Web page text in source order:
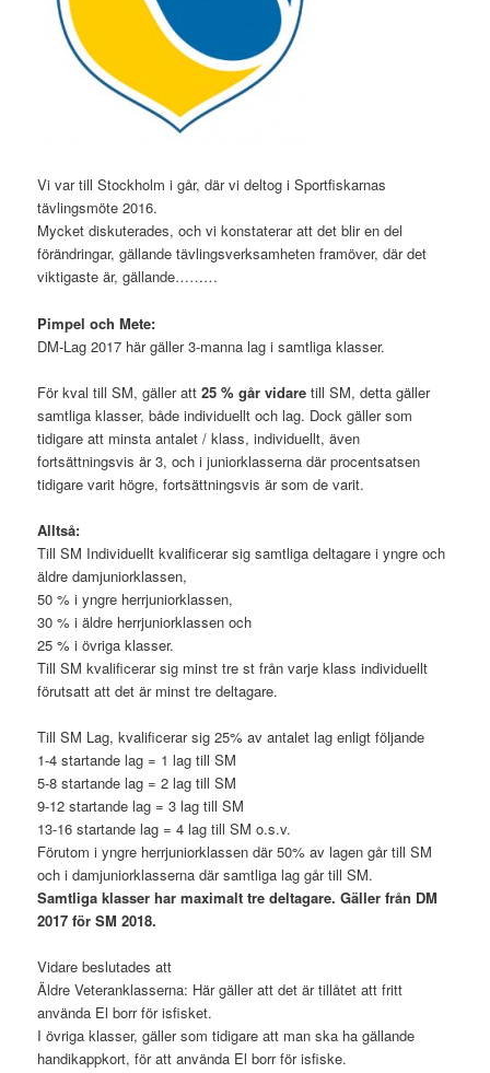
Vi var till Stockholm i går, där vi deltog i Sportfiskarnas
tävlingsmöte 2016.
Mycket diskuterades, och vi konstaterar att det blir en del
förändringar, gällande tävlingsverksamheten framöver, där det
viktigaste är, gällande………
Pimpel och Mete:
DM-Lag 2017 här gäller 3-manna lag i samtliga klasser.
För kval till SM, gäller att25 % går vidare till SM, detta gäller
samtliga klasser, både individuellt och lag. Dock gäller som
tidigare att minsta antalet / klass, individuellt, även
fortsättningsvis är 3, och i juniorklasserna där procentsatsen
tidigare varit högre, fortsättningsvis är som de varit.
Alltså:
Till SM Individuellt kvalificerar sig samtliga deltagare i yngre och
äldre damjuniorklassen,
50 % i yngre herrjuniorklassen,
30 % i äldre herrjuniorklassen och
25 % i övriga klasser.
Till SM kvalificerar sig minst tre st från varje klass individuellt
förutsatt att det är minst tre deltagare.
Till SM Lag, kvalificerar sig 25% av antalet lag enligt följande
1-4 startande lag = 1 lag till SM
5-8 startande lag = 2 lag till SM
9-12 startande lag = 3 lag till SM
13-16 startande lag = 4 lag till SM o.s.v.
Förutom i yngre herrjuniorklassen där 50% av lagen går till SM
och i damjuniorklasserna där samtliga lag går till SM.
Samtliga klasser har maximalt tre deltagare. Gäller från DM
2017 för SM 2018.
Vidare beslutades att
Äldre Veteranklasserna: Här gäller att det är tillåtet att fritt
använda El borr för isfisket.
I övriga klasser, gäller som tidigare att man ska ha gällande
handikappkort, för att använda El borr för isfiske.